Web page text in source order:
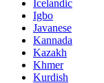
Icelandic
Igbo
Javanese
Kannada
Kazakh
Khmer
Kurdish